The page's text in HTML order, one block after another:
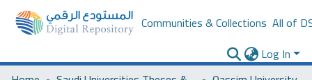
Communities & Collections All of
Log In